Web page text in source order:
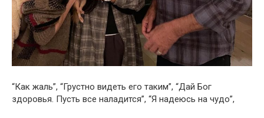
“Как жаль”, “Грустно видеть его таким”, “Дай Бог
здоровья. Пусть все наладится”, “Я надеюсь на чудо”,